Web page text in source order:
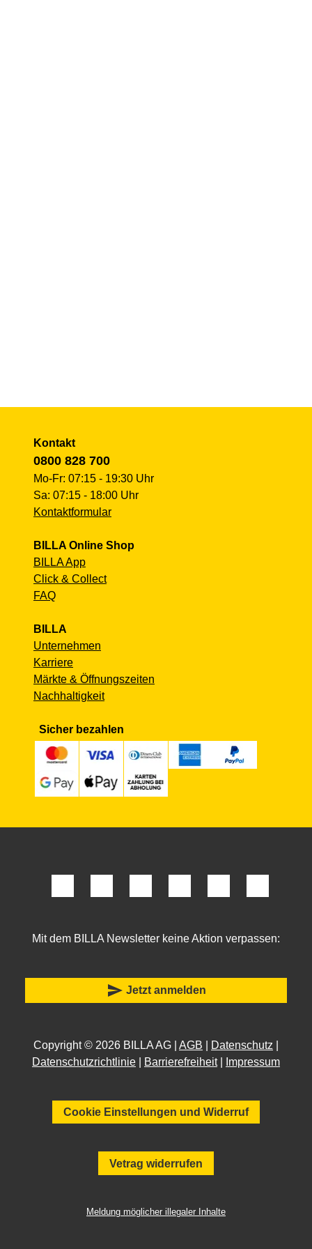
Kontakt
0800 828 700
Mo-Fr: 07:15 - 19:30 Uhr
Sa: 07:15 - 18:00 Uhr
Kontaktformular
BILLA Online Shop
BILLA App
Click & Collect
FAQ
BILLA
Unternehmen
Karriere
Märkte & Öffnungszeiten
Nachhaltigkeit
Sicher bezahlen
Mit dem BILLA Newsletter keine Aktion verpassen:
send Jetzt anmelden
Copyright © 2026 BILLA AG | AGB Datenschutz
Datenschutzrichtlinie
Barrierefreiheit| Impressum
Cookie Einstellungen und Widerruf
Vetrag widerrufen
Meldung möglicher illegaler Inhalte